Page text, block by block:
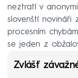
neztratí v
slovenští novináři
procesním
se jeden z
Zvlášť